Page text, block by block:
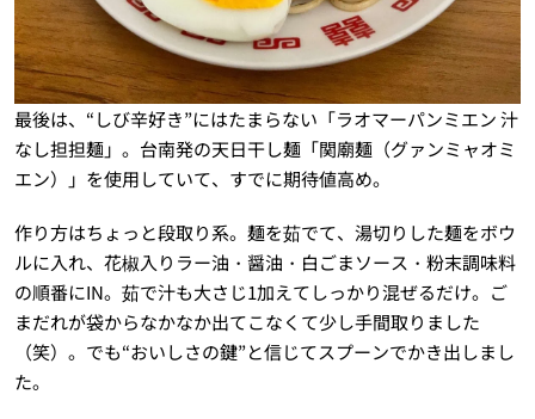
最後は、“しび辛好き”にはたまらない「ラオマーパンミエン 汁
なし担担麺」。台南発の天日干し麺「関廟麺（グァンミャオミ
エン）」を使用していて、すでに期待値高め。
作り方はちょっと段取り系。麺を茹でて、湯切りした麺をボウ
ルに入れ、花椒入りラー油・醤油・白ごまソース・粉末調味料
の順番にIN。茹で汁も大さじ1加えてしっかり混ぜるだけ。ご
まだれが袋からなかなか出てこなくて少し手間取りました
（笑）。でも“おいしさの鍵”と信じてスプーンでかき出しまし
た。